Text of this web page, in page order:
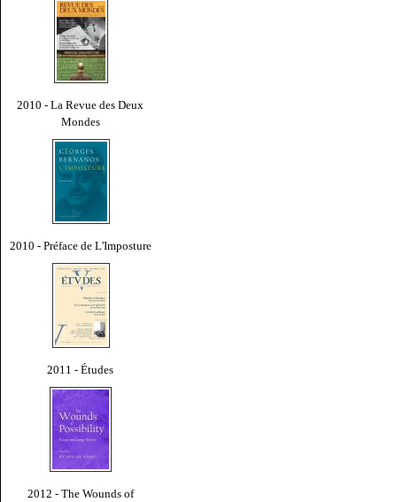
2010 - La Revue des Deux
Mondes
2010 - Préface de L'Imposture
2011 - Études
2012 - The Wounds of